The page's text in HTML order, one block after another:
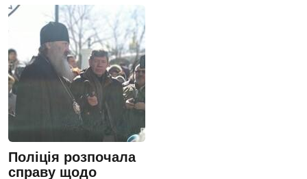
Поліція розпочала
справу щодо